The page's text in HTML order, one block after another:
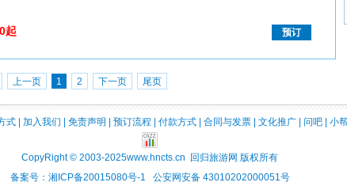
预订
起
上一页 1 2 下一页 尾页
式| 加入我们 免责声明 预订流程 付款方式| 合同与发票| 文化推广| 问吧| 小
CopyRight © 2003-2025www.hncts.cn 回归旅游网 版权所有
备案号：湘ICP备20015080号-1 公安网安备 43010202000051号